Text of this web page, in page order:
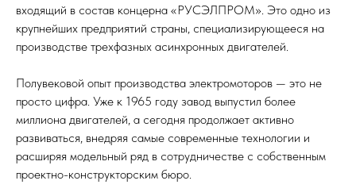
входящий в состав концерна «РУСЭЛПРОМ». Это одно из
крупнейших предприятий страны, специализирующееся на
производстве трехфазных асинхронных двигателей.
Полувековой опыт производства электромоторов — это не
просто цифра. Уже к 1965 году завод выпустил более
миллиона двигателей, а сегодня продолжает активно
развиваться, внедряя самые современные технологии и
расширяя модельный ряд в сотрудничестве с собственным
проектно-конструкторским бюро.